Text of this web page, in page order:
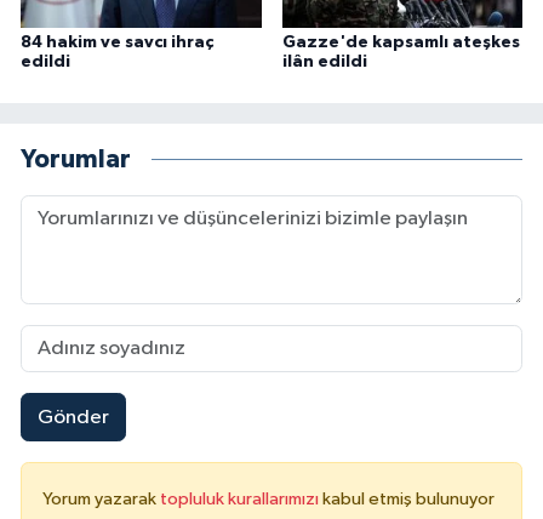
84 hakim ve savcı ihraç
edildi
Gazze'de kapsamlı ateşkes
ilân edildi
Yorumlar
Gönder
Yorum yazarak topluluk kurallarımızı kabul etmiş bulunuyor